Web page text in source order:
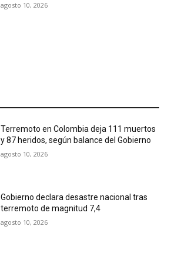
agosto 10, 2026
Terremoto en Colombia deja 111 muertos
y 87 heridos, según balance del Gobierno
agosto 10, 2026
Gobierno declara desastre nacional tras
terremoto de magnitud 7,4
agosto 10, 2026